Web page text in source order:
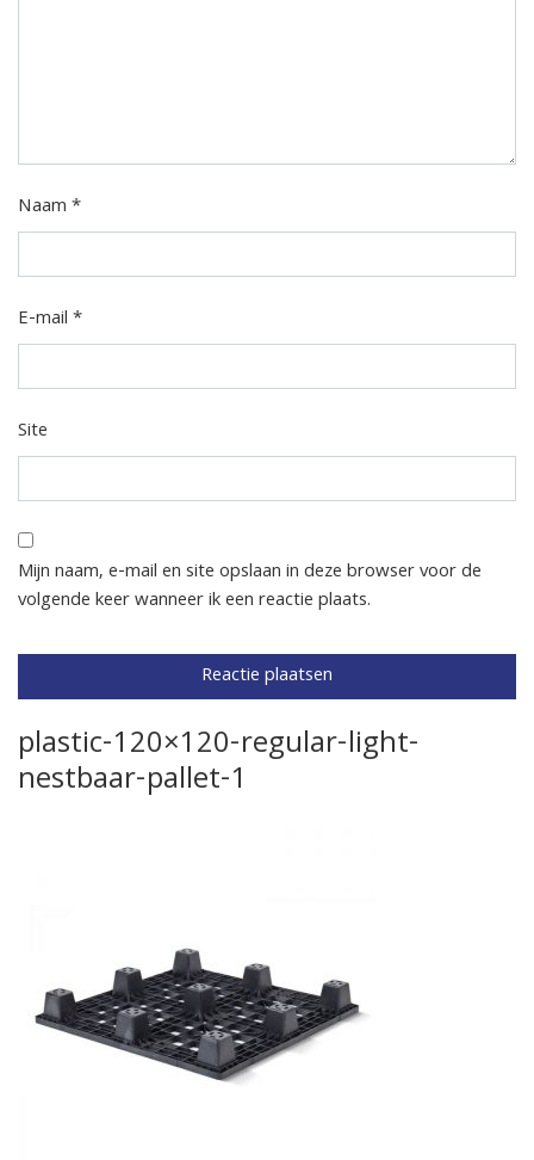
Naam*
E-mail*
Site
Mijn naam, e-mail en site opslaan in deze browser voor de
volgende keer wanneer ik een reactie plaats.
plastic-120×120-regular-light-
nestbaar-pallet-1